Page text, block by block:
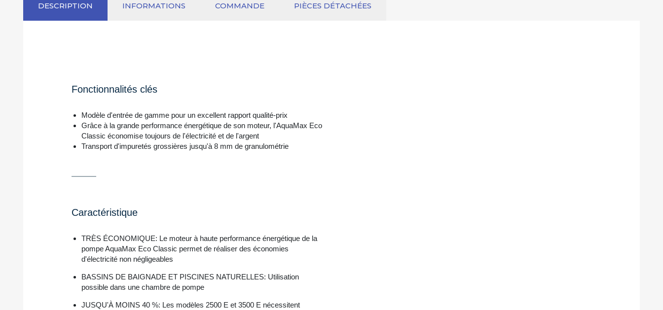
DESCRIPTION INFORMATIONS COMMANDE PIÈCES DÉTACHÉES
Fonctionnalités clés
Modèle d'entrée de gamme pour un excellent rapport qualité-prix
Grâce à la grande performance énergétique de son moteur, l'AquaMax Eco
Classic économise toujours de l'électricité et de l'argent
Transport d'impuretés grossières jusqu'à 8 mm de granulométrie
Caractéristique
TRÈS ÉCONOMIQUE: Le moteur à haute performance énergétique de la
pompe AquaMax Eco Classic permet de réaliser des économies
d'électricité non négligeables
BASSINS DE BAIGNADE ET PISCINES NATURELLES: Utilisation
possible dans une chambre de pompe
JUSQU'À MOINS 40 %: Les modèles 2500 E et 3500 E nécessitent